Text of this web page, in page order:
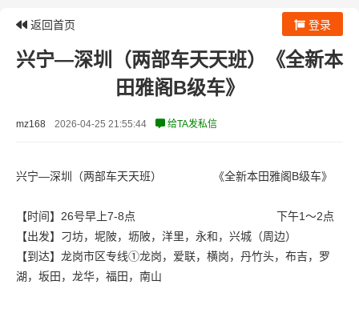
返回首页 登录
兴宁—深圳（两部车天天班）《全新本
田雅阁B级车》
mz168 2026-04-25 21:55:44 给TA发私信
兴宁—深圳（两部车天天班） 《全新本田雅阁B级车》
【时间】26号早上7-8点 下午1～2点
【出发】刁坊，坭陂，坜陂，洋里，永和，兴城（周边）
【到达】龙岗市区专线①龙岗，爱联，横岗，丹竹头，布吉，罗
湖，坂田，龙华，福田，南山